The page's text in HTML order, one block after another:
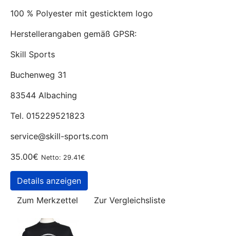
100 % Polyester mit gesticktem logo
Herstellerangaben gemäß GPSR:
Skill Sports
Buchenweg 31
83544 Albaching
Tel. 015229521823
service@skill-sports.com
35.00€ Netto: 29.41€
Details anzeigen
Zum Merkzettel
Zur Vergleichsliste